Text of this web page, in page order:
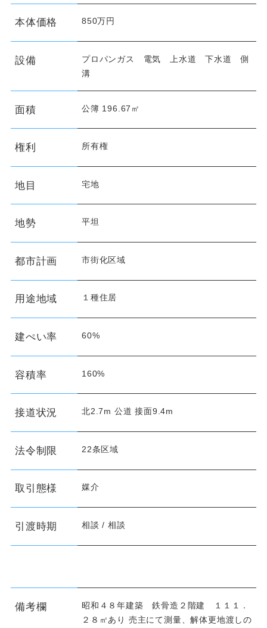
本体価格 850万円
設備
プロパンガス 電気 上水道 下水道 側
溝
面積 公簿 196.67㎡
権利 所有権
地目 宅地
地勢 平坦
都市計画 市街化区域
用途地域 １種住居
建ぺい率 60%
容積率 160%
接道状況 北2.7m 公道 接面9.4m
法令制限 22条区域
取引態様 媒介
引渡時期 相談 / 相談
備考欄
昭和４８年建築 鉄骨造２階建 １１１．
２８㎡あり 売主にて測量、解体更地渡しの